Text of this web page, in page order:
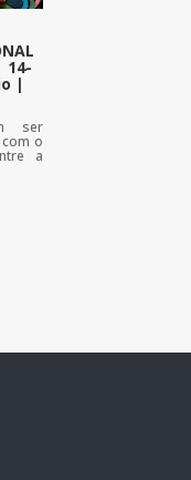
14-
|
ser
o
a